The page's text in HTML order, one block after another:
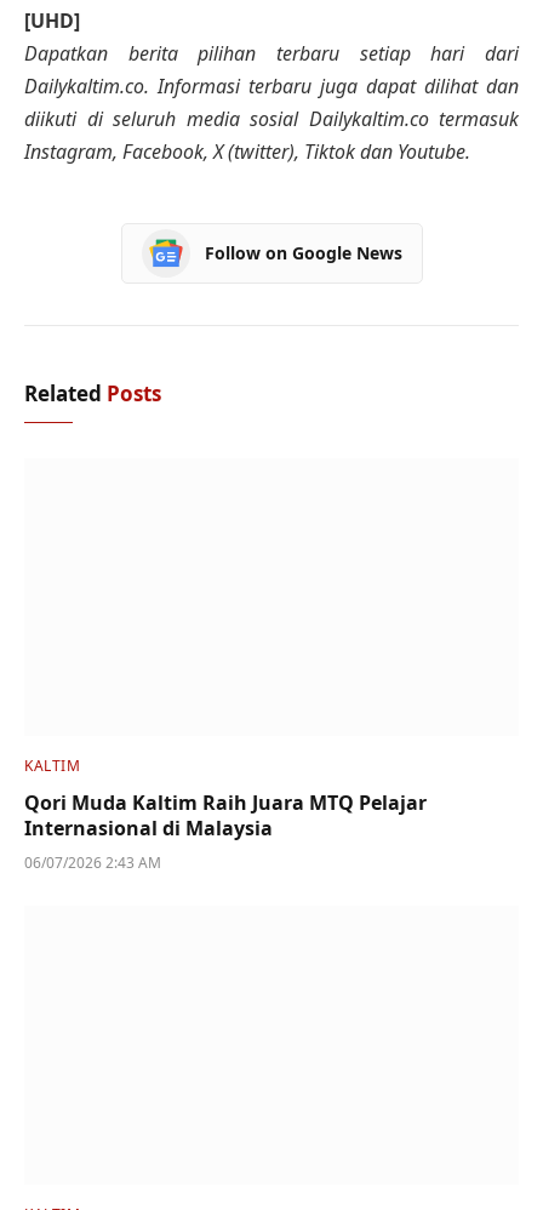
[UHD]
Dapatkan berita pilihan terbaru setiap hari dari
Dailykaltim.co. Informasi terbaru juga dapat dilihat dan
diikuti di seluruh media sosial Dailykaltim.co termasuk
Instagram, Facebook, X (twitter), Tiktok dan Youtube.
Follow on Google News
Related Posts
KALTIM
Qori Muda Kaltim Raih Juara MTQ Pelajar
Internasional di Malaysia
06/07/2026 2:43 AM